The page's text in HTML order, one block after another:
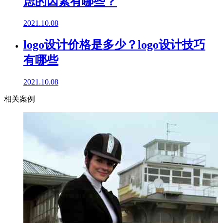
2021.10.08
logo设计价格是多少？logo设计技巧
有哪些
2021.10.08
相关案例